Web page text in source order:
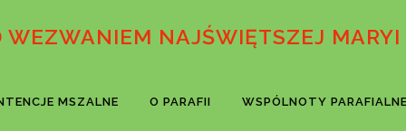
WEZWANIEM NAJŚWIĘTSZEJ
MSZALNE O PARAFII WSPÓLNOTY